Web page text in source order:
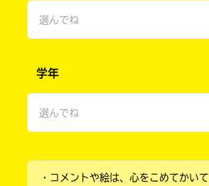
選んでね
ひみつ
学年
選んでね
小学2年
・コメントや絵は、心をこめてかいて